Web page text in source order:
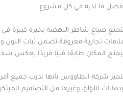
ما لديه في كل مشروع.
صباغ شاطر النهضة بخبرة كبيرة في
تجارية معروفة تضمن ثبات اللون
المكان طابعًا فنيًا فريدًا يعكس
شركة الطاووس بأنها تدرب جميع
اللؤلؤ، وغيرها من التصاميم